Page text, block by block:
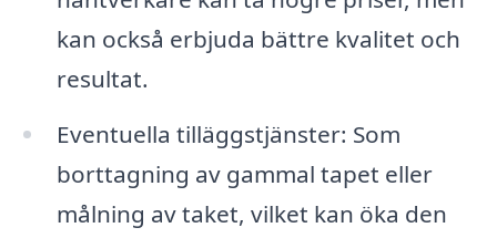
kan också erbjuda bättre kvalitet och
resultat.
Eventuella tilläggstjänster: Som
borttagning av gammal tapet eller
målning av taket, vilket kan öka den